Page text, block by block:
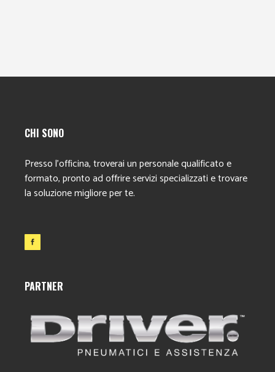
CHI SONO
Presso l’officina, troverai un personale qualificato e
formato, pronto ad offrire servizi specializzati e trovare
la soluzione migliore per te.
PARTNER